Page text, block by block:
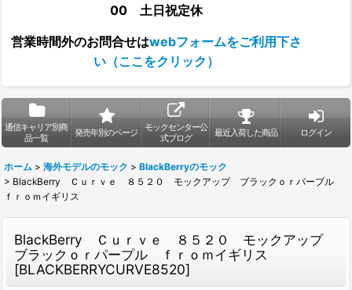
00 土日祝定休
営業時間外のお問合せはwebフォームをご利用下さ
い（ここをクリック）
通信キャリア別商
品一覧
発売年別のページ
モックセンター公
式ブログ
最近入荷した商品 ログイン
ホーム > 海外モデルのモック > BlackBerryのモック
> BlackBerry Ｃｕｒｖｅ ８５２０ モックアップ ブラックｏｒパープル
ｆｒｏｍイギリス
BlackBerry Ｃｕｒｖｅ ８５２０ モックアップ
ブラックｏｒパープル ｆｒｏｍイギリス
[BLACKBERRYCURVE8520]